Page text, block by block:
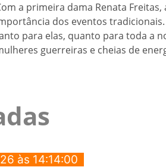
a primeira dama Renata
dos eventos
para elas, quanto para toda a
guerreiras e cheias de
às 14:14:00